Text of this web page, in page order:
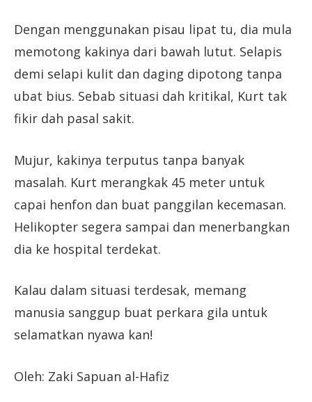
Dengan menggunakan pisau lipat tu, dia mula
memotong kakinya dari bawah lutut. Selapis
demi selapi kulit dan daging dipotong tanpa
ubat bius. Sebab situasi dah kritikal, Kurt tak
fikir dah pasal sakit.
Mujur, kakinya terputus tanpa banyak
masalah. Kurt merangkak 45 meter untuk
capai henfon dan buat panggilan kecemasan.
Helikopter segera sampai dan menerbangkan
dia ke hospital terdekat.
Kalau dalam situasi terdesak, memang
manusia sanggup buat perkara gila untuk
selamatkan nyawa kan!
Oleh: Zaki Sapuan al-Hafiz